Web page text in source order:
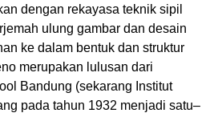
dengan rekayasa teknik sipil
ulung gambar dan desain
ke dalam bentuk dan struktur
merupakan lulusan dari
Bandung (sekarang Institut
pada tahun 1932 menjadi satu–